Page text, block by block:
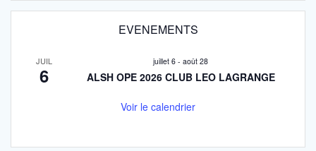
EVENEMENTS
JUIL
6
juillet 6 - août 28
ALSH OPE 2026 CLUB LEO LAGRANGE
Voir le calendrier